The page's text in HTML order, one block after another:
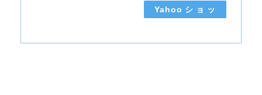
Yahooショッ